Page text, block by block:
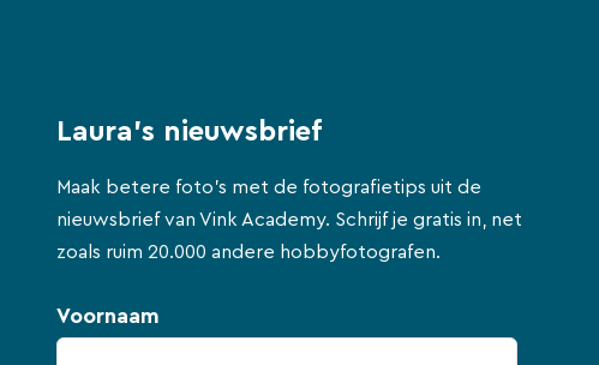
Laura's nieuwsbrief
Maak betere foto's met de fotografietips uit de
nieuwsbrief van Vink Academy. Schrijf je gratis in, net
zoals ruim 20.000 andere hobbyfotografen.
Voornaam